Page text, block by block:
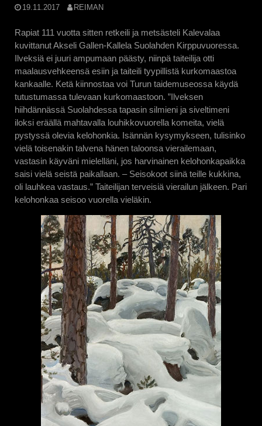
19.11.2017 REIMAN
Rapiat 111 vuotta sitten retkeili ja metsästeli Kalevalaa
kuvittanut Akseli Gallen-Kallela Suolahden Kirppuvuoressa.
Ilveksiä ei juuri ampumaan päästy, niinpä taiteilija otti
maalausvehkeensä esiin ja taiteili tyypillistä kurkomaastoa
kankaalle. Ketä kiinnostaa voi Turun taidemuseossa käydä
tutustumassa tulevaan kurkomaastoon. ”Ilveksen
hiihdännässä Suolahdessa tapasin silmieni ja siveltimeni
iloksi eräällä mahtavalla louhikkovuorella komeita, vielä
pystyssä olevia kelohonkia. Isännän kysymykseen, tulisinko
vielä toisenakin talvena hänen taloonsa vierailemaan,
vastasin käyväni mielelläni, jos harvinainen kelohonkapaikka
saisi vielä seistä paikallaan. – Seisokoot siinä teille kukkina,
oli lauhkea vastaus.” Taiteilijan terveisiä vierailun jälkeen. Pari
kelohonkaa seisoo vuorella vieläkin.